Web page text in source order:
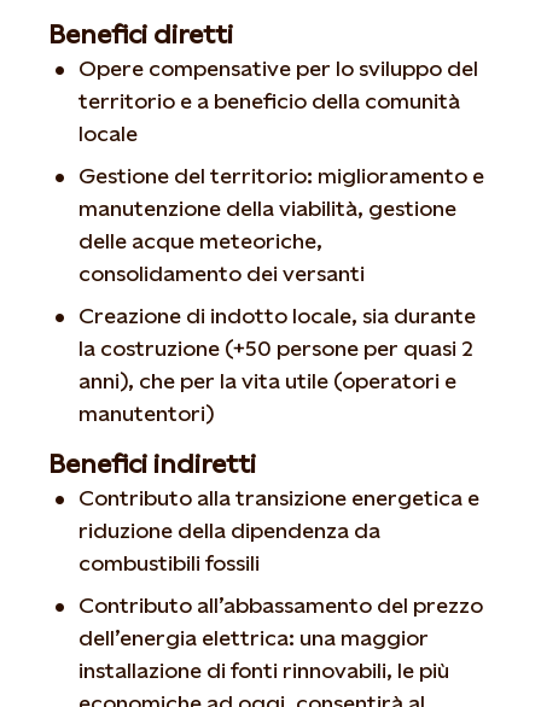
Benefici diretti
Opere compensative per lo sviluppo del
territorio e a beneficio della comunità
locale
Gestione del territorio: miglioramento e
manutenzione della viabilità, gestione
delle acque meteoriche,
consolidamento dei versanti
Creazione di indotto locale, sia durante
la costruzione (+50 persone per quasi 2
anni), che per la vita utile (operatori e
manutentori)
Benefici indiretti
Contributo alla transizione energetica e
riduzione della dipendenza da
combustibili fossili
Contributo all’abbassamento del prezzo
dell’energia elettrica: una maggior
installazione di fonti rinnovabili, le più